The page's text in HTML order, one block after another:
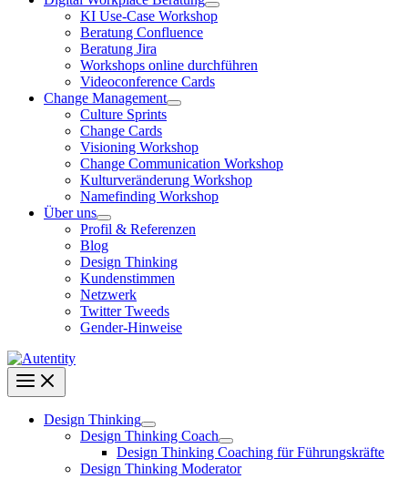
KI Use-Case Workshop
Beratung Confluence
Beratung Jira
Workshops online durchführen
Videoconference Cards
Change Management
Culture Sprints
Change Cards
Visioning Workshop
Change Communication Workshop
Kulturveränderung Workshop
Namefinding Workshop
Über uns
Profil & Referenzen
Blog
Design Thinking
Kundenstimmen
Netzwerk
Twitter Tweeds
Gender-Hinweise
Design Thinking
Design Thinking Coach
Design Thinking Coaching für Führungskräfte
Design Thinking Moderator